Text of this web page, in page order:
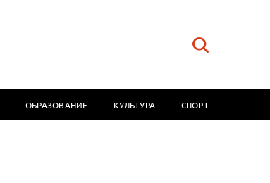
ОБРАЗОВАНИЕ КУЛЬТУРА СПОРТ